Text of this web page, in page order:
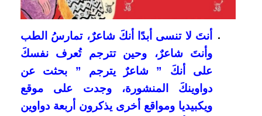
أنتَ لا تنسى أبدًا أنكَ شاعرٌ، تمارسُ الطب
وأنتَ شاعرٌ، وحين تترجم تُعرف نفسكَ
على أنكَ ” شاعرٌ يترجم ” بحثت عن
دواوينكَ المنشورة، وجدت على موقع
ويكبيديا ومواقع أخرى يذكرون أربعة دواوين